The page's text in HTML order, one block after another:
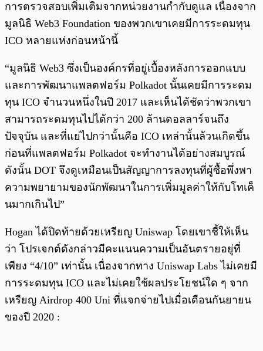
การตรวจสอบเพิ่มเติมจากหน่วยงานกำกับดูแล เนื่องจาก
มูลนิธิ Web3 Foundation ของพวกเขาเคยมีการระดมทุน
ICO หลายแห่งก่อนหน้านี้
“มูลนิธิ Web3 ซึ่งเป็นองค์กรที่อยู่เบื้องหลังการออกแบบ
และการพัฒนาแพลตฟอร์ม Polkadot นั้นเคยมีการระดม
ทุน ICO จำนวนหนึ่งในปี 2017 และเห็นได้ชัดว่าพวกเขา
สามารถระดมทุนไปได้กว่า 200 ล้านดอลลาร์จนถึง
ปัจจุบัน และที่แย่ไปกว่านั้นคือ ICO เหล่านั้นล้วนเกิดขึ้น
ก่อนที่แพลตฟอร์ม Polkadot จะทำงานได้อย่างสมบูรณ์
ดังนั้น DOT จึงดูเหมือนเป็นสัญญาการลงทุนที่ผู้ซื้อพึ่งพา
ความพยายามของนักพัฒนาในการเพิ่มมูลค่าให้กับโทเค็
นมากเกินไป”
Hogan ได้ปิดท้ายด้วยเหรียญ Uniswap โดยเขาชี้ให้เห็น
ว่า โปรเจกต์ดังกล่าวมีคะแนนความเป็นอันตรายอยู่ที่
เพียง “4/10” เท่านั้น เนื่องจากทาง Uniswap Labs ไม่เคยมี
การระดมทุน ICO และไม่เคยใช้ผลประโยชน์ใด ๆ จาก
เหรียญ Airdrop 400 Uni ที่แจกจ่ายไปเมื่อเดือนกันยายน
ของปี 2020 :